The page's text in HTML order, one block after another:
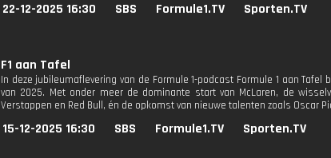
22-12-2025 16:30 SBS Formule1.TV Sporten.TV
F1 aan Tafel
In deze jubileumaflevering van de Formule 1-podcast Formule 1 aan
van 2025. Met onder meer de dominante start van McLaren, de
Verstappen en Red Bull, én de opkomst van nieuwe talenten zoals Oscar
15-12-2025 16:30 SBS Formule1.TV Sporten.TV